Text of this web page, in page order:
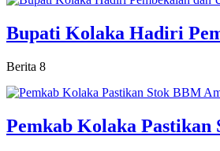
Bupati Kolaka Hadiri
Berita 8
Pemkab Kolaka Pastikan